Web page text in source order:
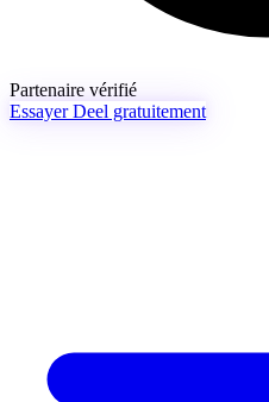
Partenaire vérifié
Essayer Deel gratuitement